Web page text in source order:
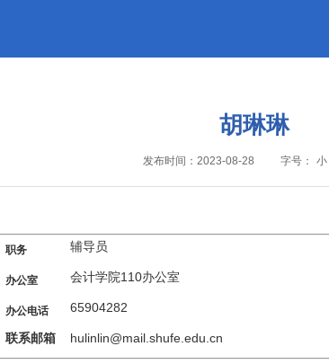
胡琳琳
发布时间：2023-08-28 字号： 小
职务 辅导员
办公室 会计学院110办公室
办公电话 65904282
联系邮箱 hulinlin@mail.shufe.edu.cn